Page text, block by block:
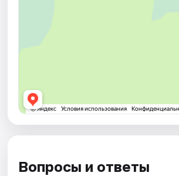
Вопросы и ответы